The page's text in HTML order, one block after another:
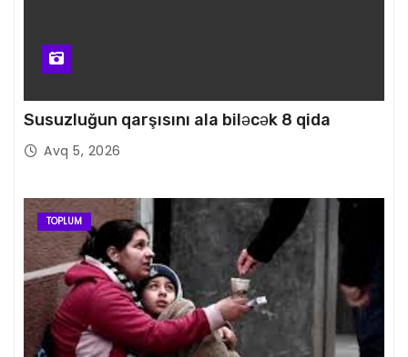
Susuzluğun qarşısını ala biləcək 8 qida
Avq 5, 2026
TOPLUM